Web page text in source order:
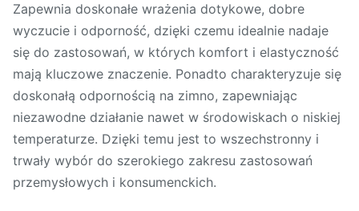
Zapewnia doskonałe wrażenia dotykowe, dobre
wyczucie i odporność, dzięki czemu idealnie nadaje
się do zastosowań, w których komfort i elastyczność
mają kluczowe znaczenie. Ponadto charakteryzuje się
doskonałą odpornością na zimno, zapewniając
niezawodne działanie nawet w środowiskach o niskiej
temperaturze. Dzięki temu jest to wszechstronny i
trwały wybór do szerokiego zakresu zastosowań
przemysłowych i konsumenckich.